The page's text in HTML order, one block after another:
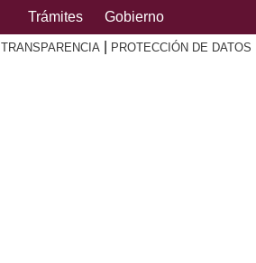
Trámites Gobierno
TRANSPARENCIA PROTECCIÓN DE DATOS